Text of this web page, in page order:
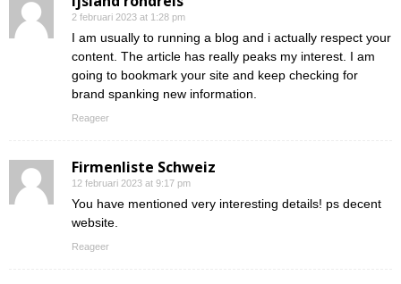
2 februari 2023 at 1:28 pm
I am usually to running a blog and i actually respect your
content. The article has really peaks my interest. I am
going to bookmark your site and keep checking for
brand spanking new information.
Reageer
Firmenliste Schweiz
12 februari 2023 at 9:17 pm
You have mentioned very interesting details! ps decent
website.
Reageer